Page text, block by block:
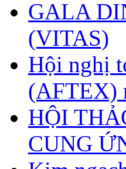
GALA
(VITAS)
Hội nghị
(AFTEX)
HỘI
CUNG